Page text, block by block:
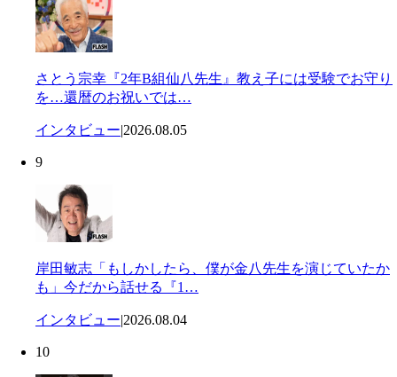
さとう宗幸『2年B組仙八先生』教え子には受験でお守り
を…還暦のお祝いでは…
インタビュー|2026.08.05
9
岸田敏志「もしかしたら、僕が金八先生を演じていたか
も」今だから話せる『1…
インタビュー|2026.08.04
10